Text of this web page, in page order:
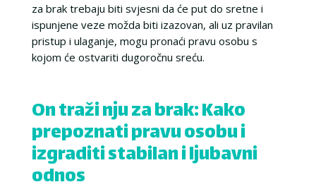
za brak trebaju biti svjesni da će put do sretne i
ispunjene veze možda biti izazovan, ali uz pravilan
pristup i ulaganje, mogu pronaći pravu osobu s
kojom će ostvariti dugoročnu sreću.
On traži nju za brak: Kako
prepoznati pravu osobu i
izgraditi stabilan i ljubavni
odnos